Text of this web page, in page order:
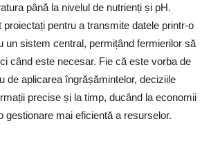
până la nivelul de nutrienți și pH.
pentru a transmite datele printr-o
un sistem central, permițând fermierilor să
când este necesar. Fie că este vorba de
de aplicarea îngrășămintelor, deciziile
precise și la timp, ducând la economii
gestionare mai eficientă a resurselor.